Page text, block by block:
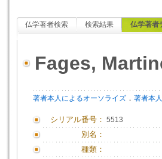
仏学著者検索 検索結果 仏学著者
Fages,
著者本人によるオーソライズ ． 著者本
シリアル番号： 5513
別名：
種類：